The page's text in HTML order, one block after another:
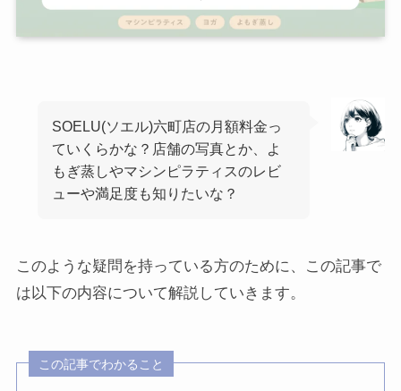
SOELU(ソエル)六町店の月額料金っ
ていくらかな？店舗の写真とか、よ
もぎ蒸しやマシンピラティスのレビ
ューや満足度も知りたいな？
このような疑問を持っている方のために、この記事で
は以下の内容について解説していきます。
この記事でわかること